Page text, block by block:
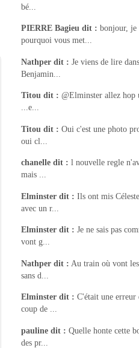
bé...
PIERRE Bagieu dit : bonjour, je
pourquoi vous met...
Nathper dit : Je viens de lire
Benjamin...
Titou dit : @Elminster allez hop
...e...
Titou dit : Oui c'est une photo
oui cl...
chanelle dit : l nouvelle regle
mais ...
Elminster dit : Ils ont mis
avec un r...
Elminster dit : Je ne sais pas
vont g...
Nathper dit : Au train où vont
sans d...
Elminster dit : C'était une erreur
coup de ...
pauline dit : Quelle honte cette
des pr...